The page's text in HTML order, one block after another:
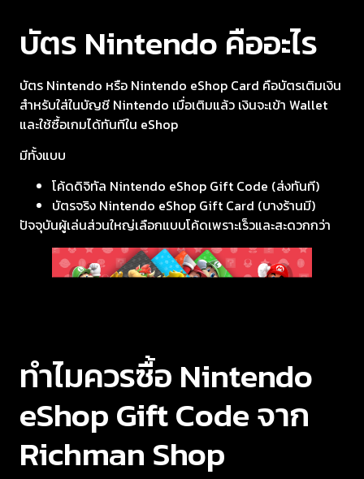
บัตร Nintendo คืออะไร
บัตร Nintendo หรือ Nintendo eShop Card คือบัตรเติมเงิน
สำหรับใส่ในบัญชี Nintendo เมื่อเติมแล้ว เงินจะเข้า Wallet
และใช้ซื้อเกมได้ทันทีใน eShop
มีทั้งแบบ
โค้ดดิจิทัล Nintendo eShop Gift Code (ส่งทันที)
บัตรจริง Nintendo eShop Gift Card (บางร้านมี)
ปัจจุบันผู้เล่นส่วนใหญ่เลือกแบบโค้ดเพราะเร็วและสะดวกกว่า
ทำไมควรซื้อ Nintendo
eShop Gift Code จาก
Richman Shop